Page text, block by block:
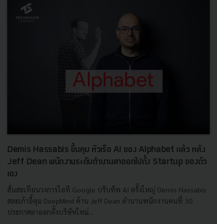
Demis Hassabis ขึ้นคุม หัวเรือ AI ของ Alphabet แล้ว หลัง
Jeff Dean พนักงานระดับตำนานลาออกไปตั้ง Startup ของตัว
เอง
สั่นสะเทือนวงการไอที Google ปรับทัพ AI ครั้งใหญ่ Demis Hassabis
สละเก้าอี้คุม DeepMind ด้าน Jeff Dean ตำนานพนักงานคนที่ 30
ประกาศลาออกตั้งบริษัทใหม่...